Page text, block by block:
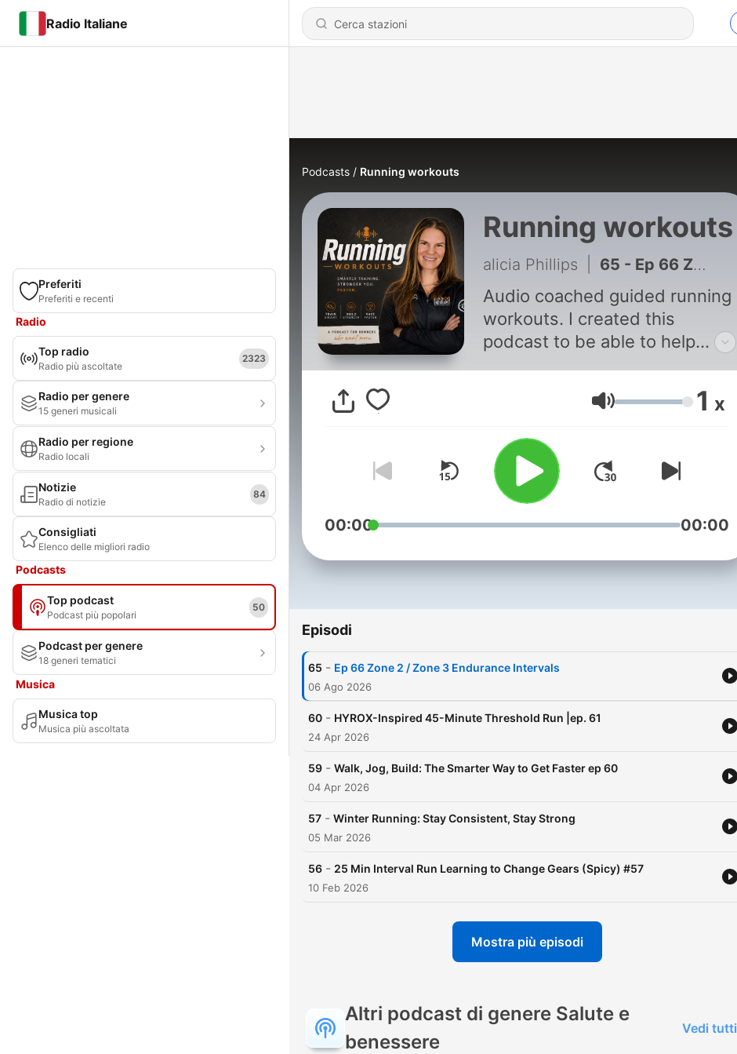
Radio Italiane
Preferiti
Preferiti e recenti
Radio
Top radio
Radio più ascoltate
2323
Radio per genere
15 generi musicali
Radio per regione
Radio locali
Notizie
Radio di notizie
84
Consigliati
Elenco delle migliori radio
Podcasts
Top podcast
Podcast più popolari
50
Podcast per genere
18 generi tematici
Musica
Musica top
Musica più ascoltata
Podcasts Running workouts
Running workouts
alicia Phillips 65 - Ep 66 Zone 2 / Zone 3 Endurance Intervals
Audio coached guided running
workouts. I created this
podcast to be able to help
much as I do. I love the
process, but running solo can
create an experience that
makes you look forward to
your runs, have fun, and train
smart!
Volume 1 x
00:00 00:00
Episodi
65 - Ep 66 Zone 2 / Zone 3 Endurance Intervals
06 Ago 2026
60 - HYROX-Inspired 45-Minute Threshold Run |ep. 61
24 Apr 2026
59 - Walk, Jog, Build: The Smarter Way to Get Faster ep 60
04 Apr 2026
57 - Winter Running: Stay Consistent, Stay Strong
05 Mar 2026
56 - 25 Min Interval Run Learning to Change Gears (Spicy) #57
10 Feb 2026
Mostra più episodi
Altri podcast di genere Salute e
benessere
Vedi tutti